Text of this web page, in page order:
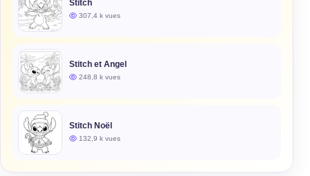
Stitch
307,4 k vues
Stitch et Angel
248,8 k vues
Stitch Noël
132,9 k vues